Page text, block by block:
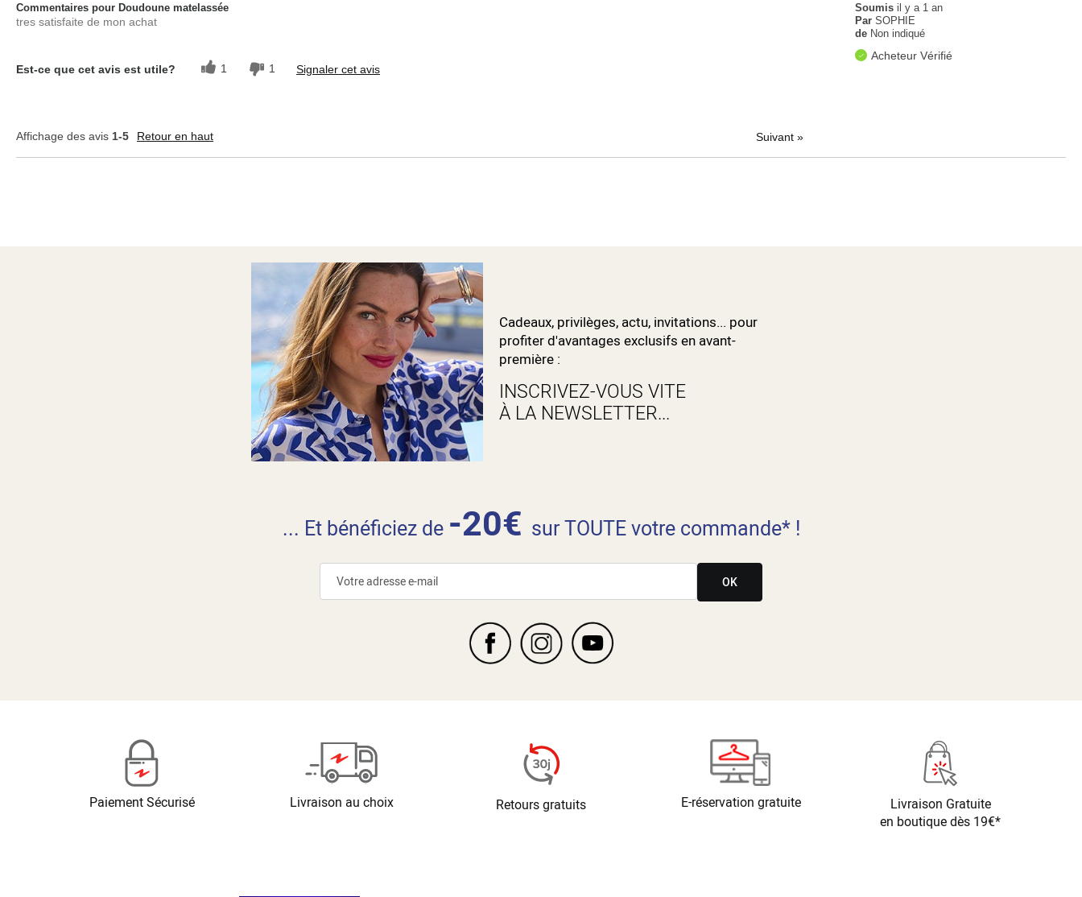
Soumisil y a 1 an
Par SOPHIE
de Non indiqué
Acheteur Vérifié
Commentaires pour Doudoune matelassée
tres satisfaite de mon achat
Est-ce que cet avis est utile? 1 1 Signaler cet avis
Affichage des avis 1-5 Retour en haut Suivant »
Cadeaux, privilèges, actu, invitations... pour
profiter d'avantages exclusifs en avant-
première :
INSCRIVEZ-VOUS VITE
À LA NEWSLETTER...
... Et bénéficiez de -20€ sur TOUTE votre commande* !
OK
Paiement Sécurisé Livraison au choix Retours gratuits E-réservation gratuite
Livraison Gratuite
en boutique dès 19€*